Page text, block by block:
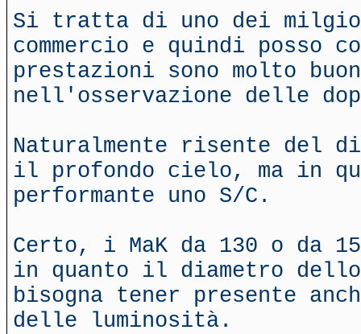
Si tratta di uno dei
commercio e quindi posso
prestazioni sono molto
nell'osservazione delle
Naturalmente risente del
il profondo cielo, ma in
performante uno S/C.
Certo, i MaK da 130 o da
in quanto il diametro dello
bisogna tener presente
delle luminosità.